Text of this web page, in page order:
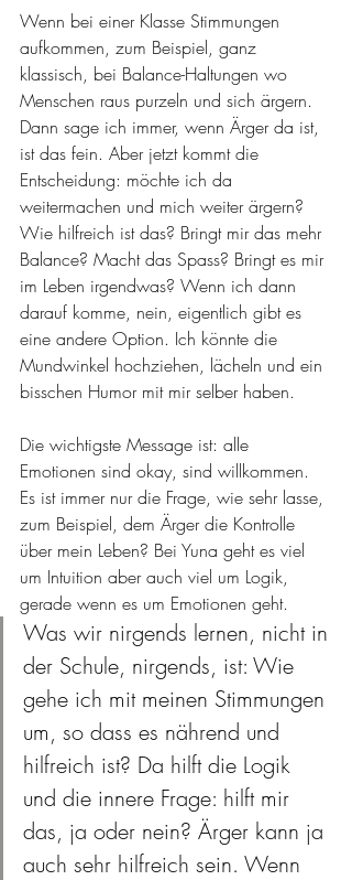
Wenn bei einer Klasse Stimmungen
aufkommen, zum Beispiel, ganz
klassisch, bei Balance-Haltungen wo
Menschen raus purzeln und sich ärgern.
Dann sage ich immer, wenn Ärger da ist,
ist das fein. Aber jetzt kommt die
Entscheidung: möchte ich da
weitermachen und mich weiter ärgern?
Wie hilfreich ist das? Bringt mir das mehr
Balance? Macht das Spass? Bringt es mir
im Leben irgendwas? Wenn ich dann
darauf komme, nein, eigentlich gibt es
eine andere Option. Ich könnte die
Mundwinkel hochziehen, lächeln und ein
bisschen Humor mit mir selber haben.
Die wichtigste Message ist: alle
Emotionen sind okay, sind willkommen.
Es ist immer nur die Frage, wie sehr lasse,
zum Beispiel, dem Ärger die Kontrolle
über mein Leben? Bei Yuna geht es viel
um Intuition aber auch viel um Logik,
gerade wenn es um Emotionen geht.
Was wir nirgends lernen, nicht in
der Schule, nirgends, ist: Wie
gehe ich mit meinen Stimmungen
um, so dass es nährend und
hilfreich ist? Da hilft die Logik
und die innere Frage: hilft mir
das, ja oder nein? Ärger kann ja
auch sehr hilfreich sein. Wenn